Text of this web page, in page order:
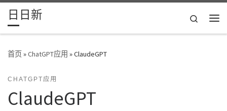
Skip to content
日日新
Search
首页»ChatGPT应用 »ClaudeGPT
CHATGPT应用
ClaudeGPT